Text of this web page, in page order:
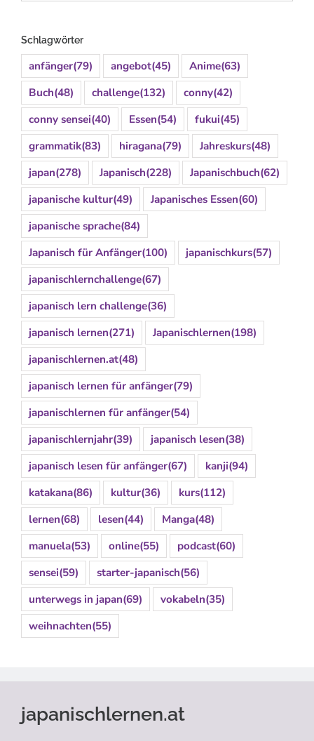
Schlagwörter
anfänger(79) angebot(45) Anime(63)
Buch(48) challenge(132) conny(42)
conny sensei(40) Essen(54) fukui(45)
grammatik(83) hiragana(79) Jahreskurs(48)
japan(278) Japanisch(228) Japanischbuch(62)
japanische kultur(49) Japanisches Essen(60)
japanische sprache(84)
Japanisch für Anfänger(100) japanischkurs(57)
japanischlernchallenge(67)
japanisch lern challenge(36)
japanisch lernen(271) Japanischlernen(198)
japanischlernen.at(48)
japanisch lernen für anfänger(79)
japanischlernen für anfänger(54)
japanischlernjahr(39) japanisch lesen(38)
japanisch lesen für anfänger(67) kanji(94)
katakana(86) kultur(36) kurs(112)
lernen(68) lesen(44) Manga(48)
manuela(53) online(55) podcast(60)
sensei(59) starter-japanisch(56)
unterwegs in japan(69) vokabeln(35)
weihnachten(55)
japanischlernen.at